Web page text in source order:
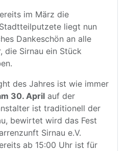
im März die
liegt nun
Dankeschön an alle
die Sirnau ein Stück
des Jahres ist wie immer
30. April auf der
ist traditionell der
bewirtet wird das Fest
Sirnau e.V.
ab 15:00 Uhr ist für